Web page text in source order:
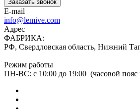
Заказать звонок
E-mail
info@lemive.com
Адрес
ФАБРИКА:
РФ, Свердловская область, Нижний
Режим работы
ПН-ВС: с 10:00 до 19:00 (часовой